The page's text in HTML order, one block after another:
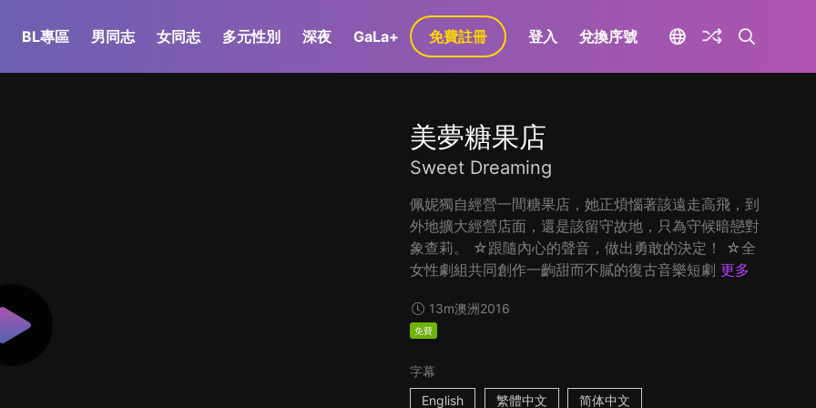
BL專區 男同志 女同志 多元性別 深夜 GaLa+ 免費註冊 登入 兌換序號
美夢糖果店
Sweet Dreaming
佩妮獨自經營一間糖果店，她正煩惱著該遠走高飛，到
外地擴大經營店面，還是該留守故地，只為守候暗戀對
象查莉。 ☆跟隨內心的聲音，做出勇敢的決定！ ☆全
女性劇組共同創作一齣甜而不膩的復古音樂短劇 更多
13m澳洲2016
免費
字幕
English
繁體中文 简体中文